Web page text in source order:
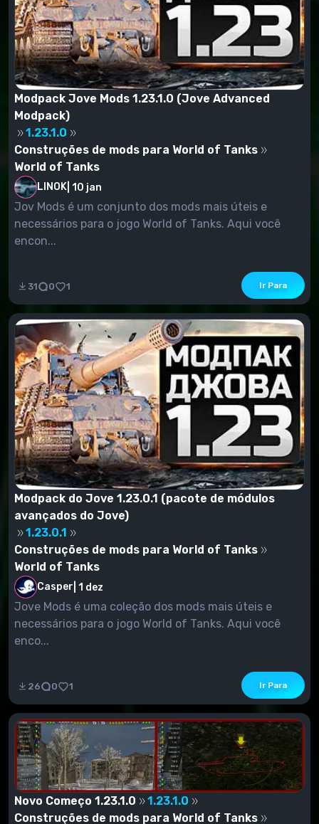
Modpack Jove Mods 1.23.1.0 (Jove Advanced
Modpack)
1.23.1.0
Construções de mods para World of Tanks
World of Tanks
LINOK 10 jan
Jov Mods é um conjunto dos mods mais úteis e
necessários para o jogo World of Tanks. Aqui você
encon...
31 0 1 Ir Para
Modpack do Jove 1.23.0.1 (pacote de módulos
avançados do Jove)
1.23.0.1
Construções de mods para World of Tanks
World of Tanks
Casper 1 dez
Jove Mods é uma coleção dos mods mais úteis e
necessários para o jogo World of Tanks. Aqui você
enco...
26 0 1 Ir Para
Novo Começo 1.23.1.0
1.23.1.0
Construções de mods para World of Tanks